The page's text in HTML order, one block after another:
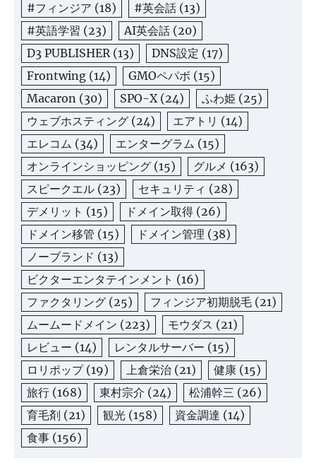
#フィンジア (18) #英会話 (13)
#英語学習 (23) AI英会話 (20)
D3 PUBLISHER(13) DNS設定 (17)
Frontwing (14) GMOペパボ (15)
Macaron (30) SPO-X(24) ふわ姫 (25)
ウェブホスティング (24) エアトリ (14)
エレコム (34) エンターグラム (15)
オンラインショッピング (15) グルメ (163)
スピークエル (23) セキュリティ (28)
デメリット (15) ドメイン取得 (26)
ドメイン移管 (15) ドメイン管理 (38)
ノーブランド (13)
ビクターエンタテインメント (16)
ファクタリング (25) フィンジア初期脱毛 (21)
ムームードメイン (223) モウダス (21)
レビュー (14) レンタルサーバー (15)
ロリポップ(19) 上倉栄治 (21) 健康 (15)
旅行 (168) 東村宗介 (24) 松浦幹三 (26)
育毛剤 (21) 観光 (158) 資金調達 (14)
食事 (156)